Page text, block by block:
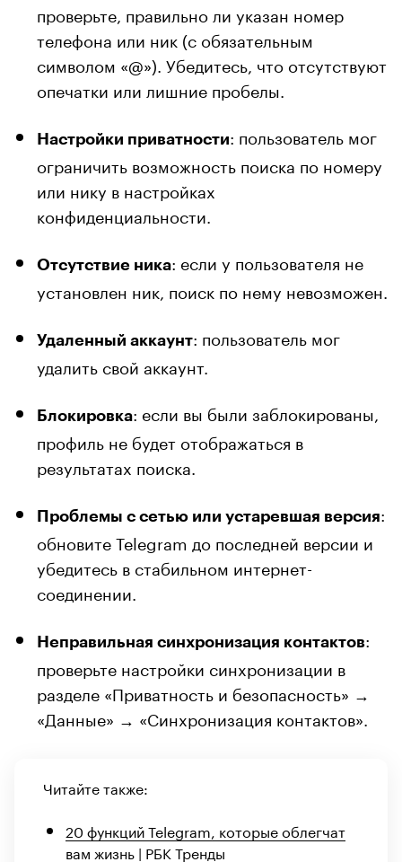
проверьте, правильно ли указан номер
телефона или ник (с обязательным
символом «@»). Убедитесь, что отсутствуют
опечатки или лишние пробелы.
Настройки приватности: пользователь мог
ограничить возможность поиска по номеру
или нику в настройках
конфиденциальности.
Отсутствие ника: если у пользователя не
установлен ник, поиск по нему невозможен.
Удаленный аккаунт: пользователь мог
удалить свой аккаунт.
Блокировка: если вы были заблокированы,
профиль не будет отображаться в
результатах поиска.
Проблемы с сетью или устаревшая версия:
обновите Telegram до последней версии и
убедитесь в стабильном интернет-
соединении.
Неправильная синхронизация контактов:
проверьте настройки синхронизации в
разделе «Приватность и безопасность» →
«Данные» → «Синхронизация контактов».
Читайте также:
20 функций Telegram, которые облегчат
вам жизнь | РБК Тренды